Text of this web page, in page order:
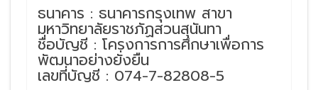
ธนาคาร : ธนาคารกรุงเทพ สาขา
มหาวิทยาลัยราชภัฏสวนสุนันทา
ชื่อบัญชี : โครงการการศึกษาเพื่อการ
พัฒนาอย่างยั่งยืน
เลขที่บัญชี : 074-7-82808-5